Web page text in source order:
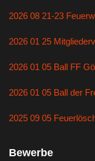
2026 08 21-23
2026 01 25
2026 01 05 Ball FF
2026 01 05 Ball der
2025 09 05
Bewerbe